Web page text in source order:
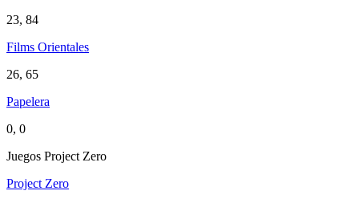
23, 84
Films Orientales
26, 65
Papelera
0, 0
Juegos Project Zero
Project Zero